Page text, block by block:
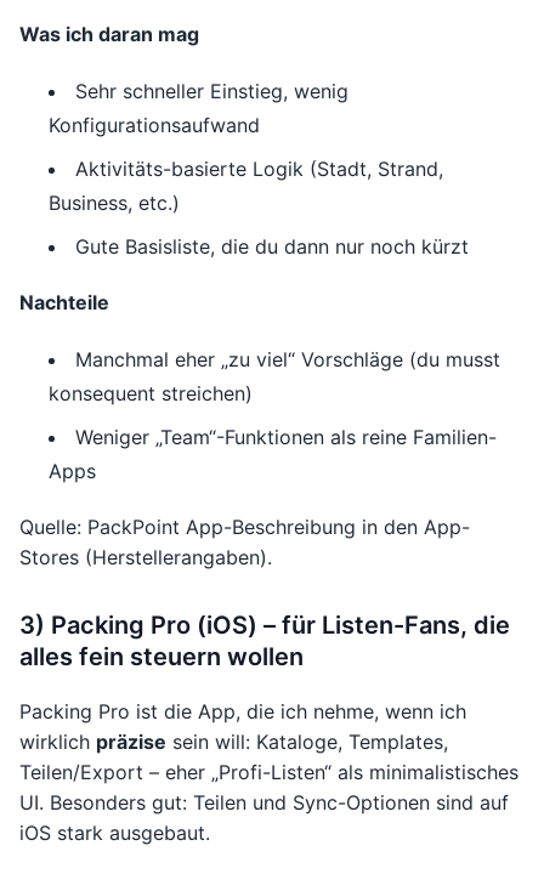
Was ich daran mag
Sehr schneller Einstieg, wenig
Konfigurationsaufwand
Aktivitäts-basierte Logik (Stadt, Strand,
Business, etc.)
Gute Basisliste, die du dann nur noch kürzt
Nachteile
Manchmal eher „zu viel“ Vorschläge (du musst
konsequent streichen)
Weniger „Team“-Funktionen als reine Familien-
Apps
Quelle: PackPoint App-Beschreibung in den App-
Stores (Herstellerangaben).
3) Packing Pro (iOS) – für Listen-Fans, die
alles fein steuern wollen
Packing Pro ist die App, die ich nehme, wenn ich
wirklich präzise sein will: Kataloge, Templates,
Teilen/Export – eher „Profi-Listen“ als minimalistisches
UI. Besonders gut: Teilen und Sync-Optionen sind auf
iOS stark ausgebaut.